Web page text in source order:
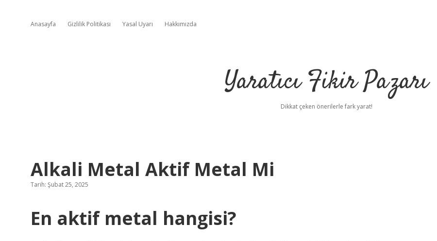
Anasayfa Gizlilik Politikası Yasal Uyarı Hakkımızda
Yaratıcı Fikir Pazarı
Dikkat çeken önerilerle fark yarat!
Alkali Metal Aktif Metal Mi
Tarih: Şubat 25, 2025
En aktif metal hangisi?